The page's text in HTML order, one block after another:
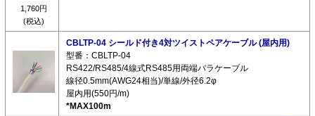
1,760円
(税込)
CBLTP-04 シールド付き4対ツイストペアケーブル (屋内用)
型番：CBLTP-04
RS422/RS485/4線式RS485用両端バラケーブル
線径0.5mm(AWG24相当)/単線/外径6.2φ
屋内用(550円/m)
*MAX100m